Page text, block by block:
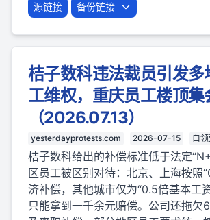
源链接 备份链接
桔子数科违法裁员引发多
工维权，重庆员工楼顶集
（2026.07.13）
yesterdayprotests.com 2026-07-15 白
桔子数科给出的补偿标准低于法定
区员工被区别对待：北京、上海按照
济补偿，其他城市仅为“0.5倍基本工
只能拿到一千余元赔偿。公司还拖欠